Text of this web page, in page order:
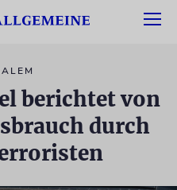
berichtet von
durch